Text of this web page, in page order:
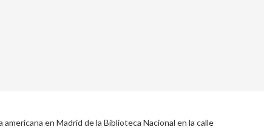
en Madrid de la Biblioteca Nacional en la calle